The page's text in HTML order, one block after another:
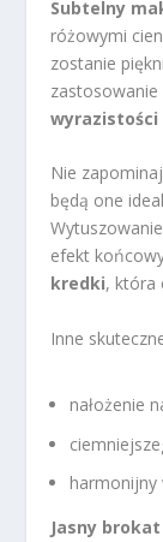
Subtelny
różowymi
zostanie
wyrazistości
Nie
będą one
efekt
kredki, która
Inne
nałożenie
harmonijny
Jasny brokat